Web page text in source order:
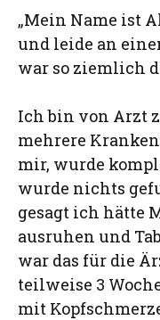
„Mein Name ist
und leide an
war so ziemlich
Ich bin von Arzt
mehrere
mir, wurde
wurde nichts
gesagt ich hätte
ausruhen und
war das für die
teilweise 3
mit